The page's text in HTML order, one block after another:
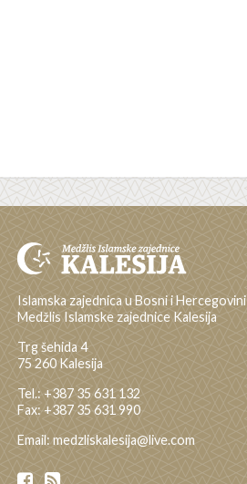
Islamska zajednica u Bosni i Hercegovini
Medžlis Islamske zajednice Kalesija
Trg šehida 4
75 260 Kalesija
Tel.: +387 35 631 132
Fax: +387 35 631 990
Email: medzliskalesija@live.com